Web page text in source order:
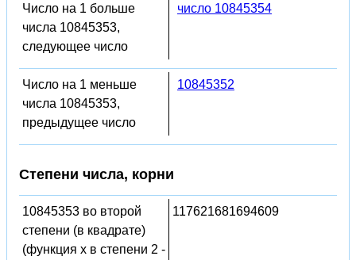
Число на 1 больше
числа 10845353,
следующее число
число 10845354
Число на 1 меньше
числа 10845353,
предыдущее число
10845352
Степени числа, корни
10845353 во второй
степени (в квадрате)
(функция x в степени 2 -
117621681694609